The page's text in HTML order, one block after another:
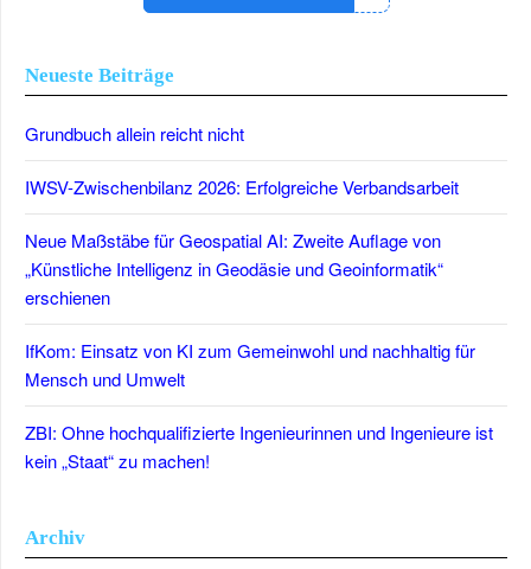
Neueste Beiträge
Grundbuch allein reicht nicht
IWSV-Zwischenbilanz 2026: Erfolgreiche Verbandsarbeit
Neue Maßstäbe für Geospatial AI: Zweite Auflage von
„Künstliche Intelligenz in Geodäsie und Geoinformatik“
erschienen
IfKom: Einsatz von KI zum Gemeinwohl und nachhaltig für
Mensch und Umwelt
ZBI: Ohne hochqualifizierte Ingenieurinnen und Ingenieure ist
kein „Staat“ zu machen!
Archiv